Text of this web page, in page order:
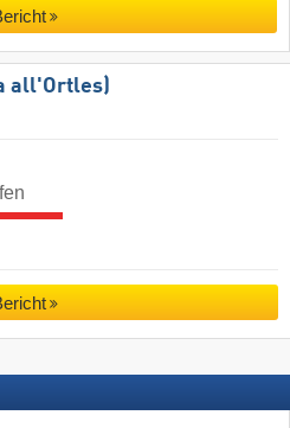
all'Ortles)